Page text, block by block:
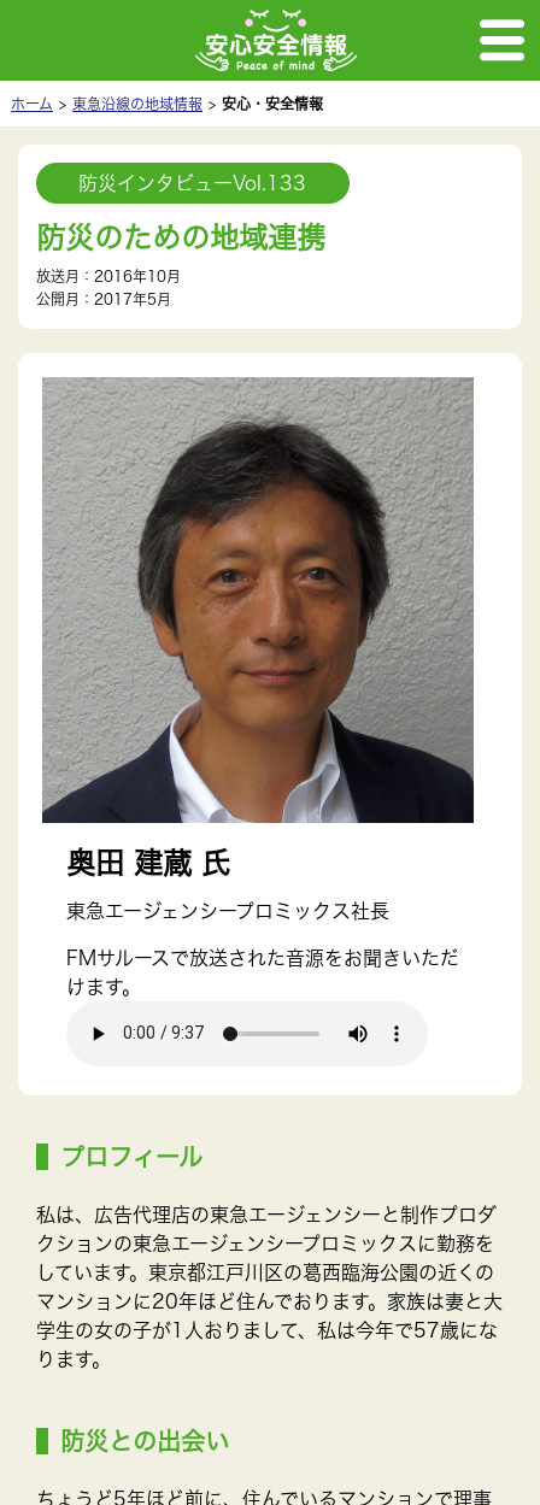
ホーム 東急沿線の地域情報 安心・安全情報
防災インタビューVol.133
防災のための地域連携
放送月：2016年10月
公開月：2017年5月
奥田 建蔵 氏
東急エージェンシープロミックス社長
FMサルースで放送された音源をお聞きいただ
けます。
プロフィール
私は、広告代理店の東急エージェンシーと制作プロダ
クションの東急エージェンシープロミックスに勤務を
しています。東京都江戸川区の葛西臨海公園の近くの
マンションに20年ほど住んでおります。家族は妻と大
学生の女の子が1人おりまして、私は今年で57歳にな
ります。
防災との出会い
ちょうど5年ほど前に、住んでいるマンションで理事